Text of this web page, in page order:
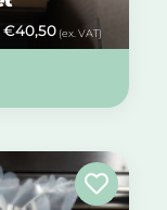
€40,50 (ex. VAT)